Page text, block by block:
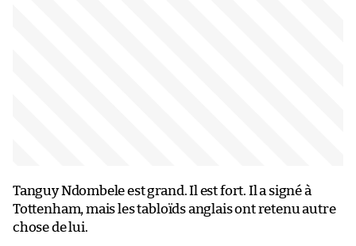
Tanguy Ndombele est grand. Il est fort. Il a signé à
Tottenham, mais les tabloïds anglais ont retenu autre
chose de lui.